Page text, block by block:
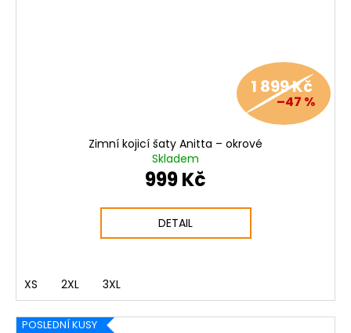
1 899 Kč
–47 %
Zimní kojicí šaty Anitta – okrové
Skladem
999 Kč
DETAIL
XS 2XL 3XL
POSLEDNÍ KUSY